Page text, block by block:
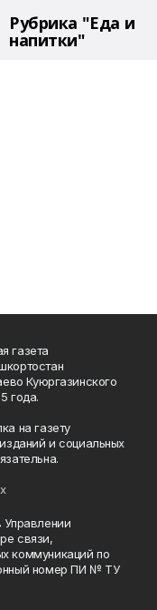
Рубрика "Еда и
напитки"
газета
Куюргазинского
года.
на газету
и социальных
Управлении
связи,
коммуникаций по
номер ПИ № ТУ